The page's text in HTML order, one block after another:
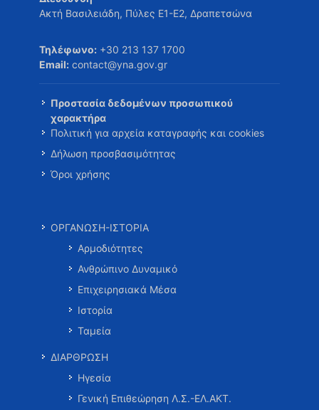
Ακτή Βασιλειάδη, Πύλες Ε1-Ε2, Δραπετσώνα
Τηλέφωνο: +30 213 137 1700
Email: contact@yna.gov.gr
Προστασία δεδομένων προσωπικού
χαρακτήρα
Πολιτική για αρχεία καταγραφής και cookies
Δήλωση προσβασιμότητας
Όροι χρήσης
ΟΡΓΑΝΩΣΗ-ΙΣΤΟΡΙΑ
Αρμοδιότητες
Ανθρώπινο Δυναμικό
Επιχειρησιακά Μέσα
Ιστορία
Ταμεία
ΔΙΑΡΘΡΩΣΗ
Ηγεσία
Γενική Επιθεώρηση Λ.Σ.-ΕΛ.ΑΚΤ.